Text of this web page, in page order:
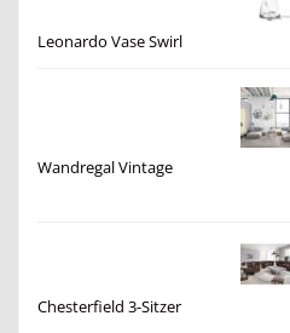
Leonardo Vase Swirl
Wandregal Vintage
Chesterfield 3-Sitzer